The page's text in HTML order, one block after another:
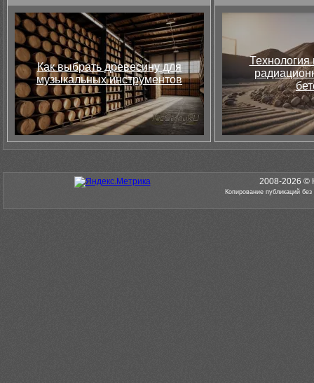
Как выбрать древесину для
музыкальных инструментов
Технология
2008-2026 ©
Копирование публикаций